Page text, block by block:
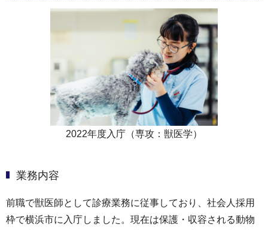
2022年度入庁（専攻：獣医学）
業務内容
前職で獣医師として診療業務に従事しており、社会人採用
枠で横浜市に入庁しました。現在は保護・収容される動物